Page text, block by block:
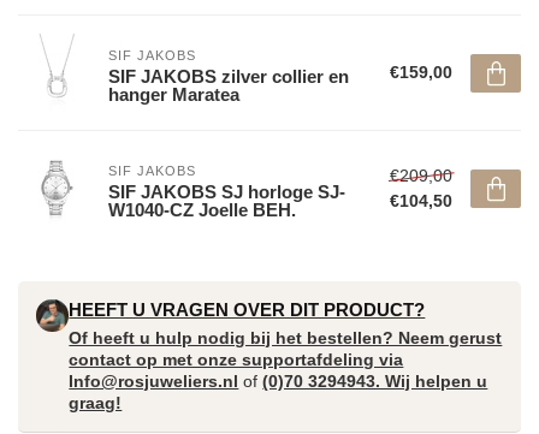
SIF JAKOBS
SIF JAKOBS zilver collier en
hanger Maratea
€159,00
SIF JAKOBS
SIF JAKOBS SJ horloge SJ-
W1040-CZ Joelle BEH.
€209,00
€104,50
HEEFT U VRAGEN OVER DIT PRODUCT?
Of heeft u hulp nodig bij het bestellen? Neem gerust
contact op met onze supportafdeling via
Info@rosjuweliers.nl of(0)70 3294943. Wij helpen u
graag!